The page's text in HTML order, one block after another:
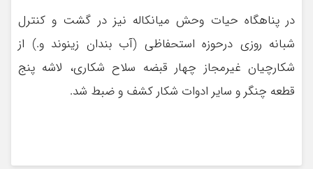
در پناهگاه حیات وحش میانکاله نیز در گشت و کنترل
شبانه روزی درحوزه استحفاظی (آب بندان زینوند و.) از
شکارچیان غیرمجاز چهار قبضه سلاح شکاری، لاشه پنج
قطعه چنگر و سایر ادوات شکار کشف و ضبط شد.